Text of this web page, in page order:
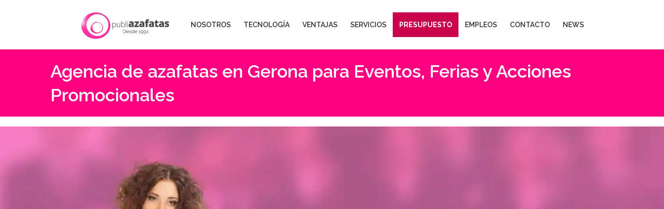
NOSOTROS TECNOLOGÍA VENTAJAS SERVICIOS PRESUPUESTO EMPLEOS CONTACTO NEWS
Agencia de azafatas en Gerona para Eventos, Ferias y Acciones
Promocionales